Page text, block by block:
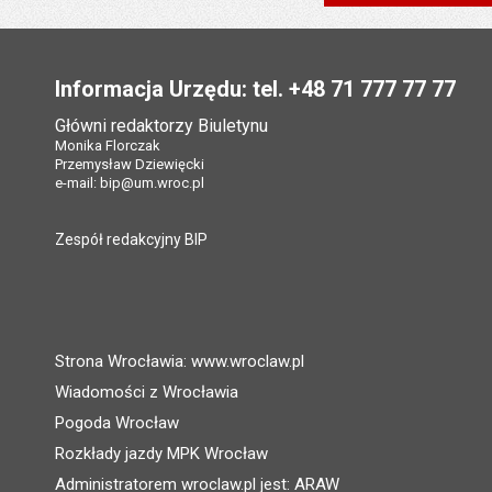
Data wytworzenia:
Data opublikowania:
Data opublikowania:
Ostatnio
Data ostatniej
Informacja Urzędu: tel. +48 71 777 77 77
Główni redaktorzy Biuletynu
Monika Florczak
Przemysław Dziewięcki
e-mail: bip@um.wroc.pl
Zespół redakcyjny BIP
Strona Wrocławia: www.wroclaw.pl
Wiadomości z Wrocławia
Pogoda Wrocław
Rozkłady jazdy MPK Wrocław
Administratorem wroclaw.pl jest: ARAW